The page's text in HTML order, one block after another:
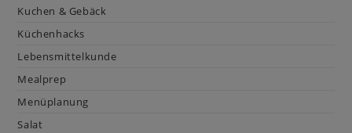
Kuchen & Gebäck
Küchenhacks
Lebensmittelkunde
Mealprep
Menüplanung
Salat